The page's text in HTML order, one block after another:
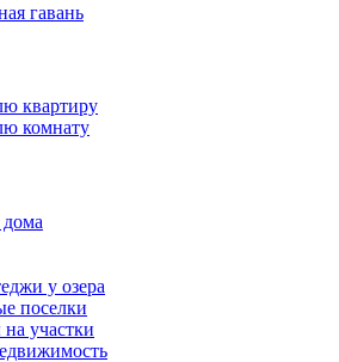
гавань
квартиру
комнату
у озера
поселки
участки